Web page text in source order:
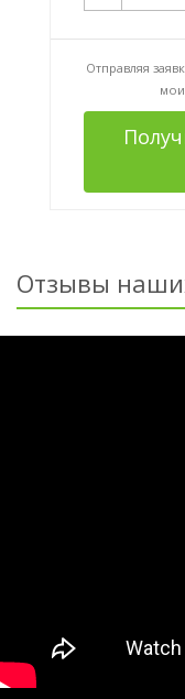
Отправляя
Отзывы